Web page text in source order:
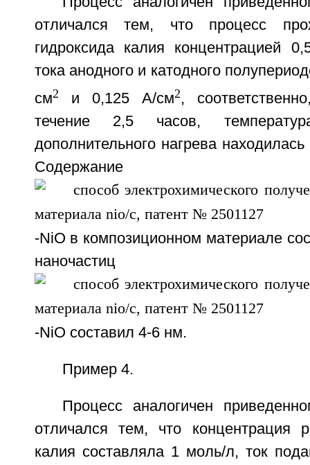
отличался тем, что процесс
гидроксида калия концентрацией
тока анодного и катодного
см2 и 0,125 А/см2,
течение 2,5 часов,
дополнительного нагрева
Содержание
-NiO в композиционном материале
наночастиц
-NiO составил 4-6 нм.
Пример 4.
Процесс аналогичен
отличался тем, что концентрация
калия составляла 1 моль/л, ток